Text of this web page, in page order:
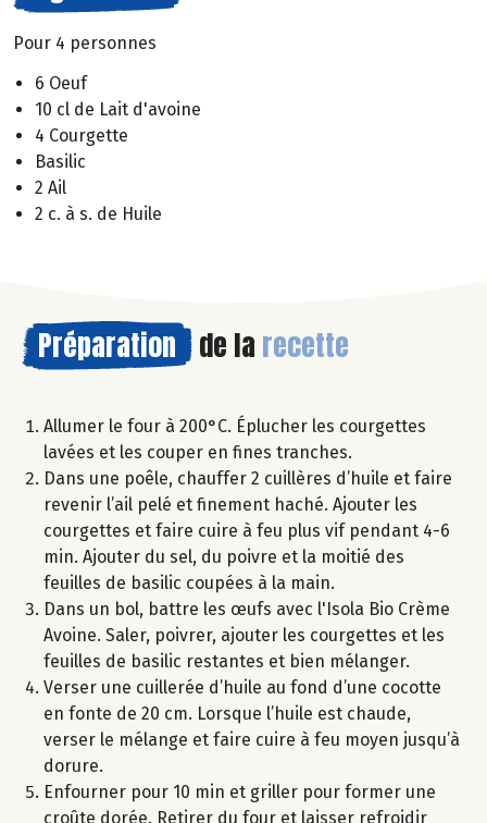
Pour 4 personnes
6 Oeuf
10 cl de Lait d'avoine
4 Courgette
Basilic
2 Ail
2 c. à s. de Huile
Préparation de la recette
Allumer le four à 200°C. Éplucher les courgettes
lavées et les couper en fines tranches.
Dans une poêle, chauffer 2 cuillères d’huile et faire
revenir l’ail pelé et finement haché. Ajouter les
courgettes et faire cuire à feu plus vif pendant 4-6
min. Ajouter du sel, du poivre et la moitié des
feuilles de basilic coupées à la main.
Dans un bol, battre les œufs avec l'Isola Bio Crème
Avoine. Saler, poivrer, ajouter les courgettes et les
feuilles de basilic restantes et bien mélanger.
Verser une cuillerée d’huile au fond d’une cocotte
en fonte de 20 cm. Lorsque l’huile est chaude,
verser le mélange et faire cuire à feu moyen jusqu’à
dorure.
Enfourner pour 10 min et griller pour former une
croûte dorée. Retirer du four et laisser refroidir